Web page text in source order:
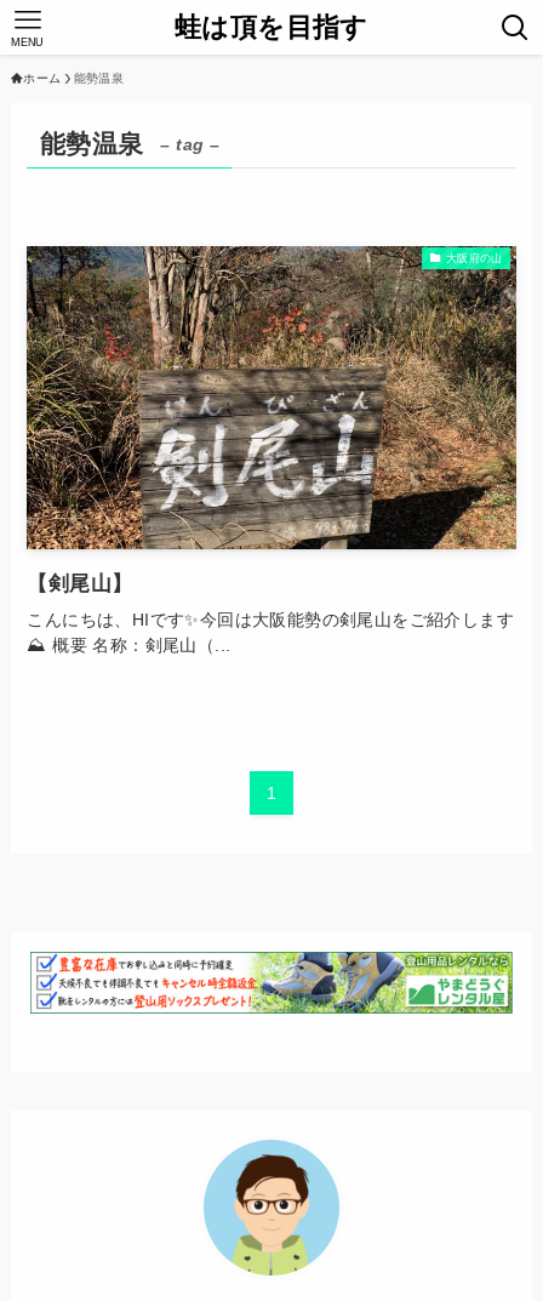
蛙は頂を目指す
MENU
ホーム 能勢温泉
能勢温泉 – tag –
大阪府の山
【剣尾山】
こんにちは、HIです✨今回は大阪能勢の剣尾山をご紹介します
⛰ 概要 名称：剣尾山（...
1